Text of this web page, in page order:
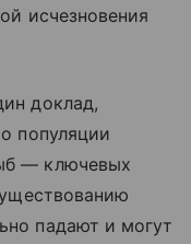
исчезновения
доклад,
популяции
— ключевых
падают и могут